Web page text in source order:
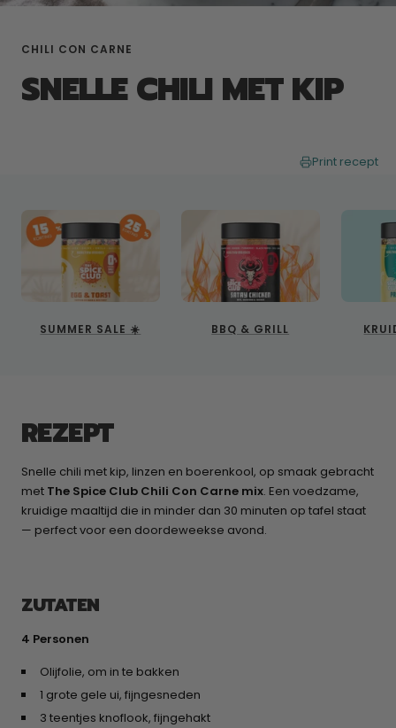
CHILI CON CARNE
SNELLE CHILI MET KIP
Print recept
SUMMER SALE ☀️ BBQ & GRILL
REZEPT
Snelle chili met kip, linzen en boerenkool, op smaak gebracht
met The Spice Club Chili Con Carne mix. Een voedzame,
kruidige maaltijd die in minder dan 30 minuten op tafel staat
— perfect voor een doordeweekse avond.
ZUTATEN
4 Personen
Olijfolie, om in te bakken
1 grote gele ui, fijngesneden
3 teentjes knoflook, fijngehakt